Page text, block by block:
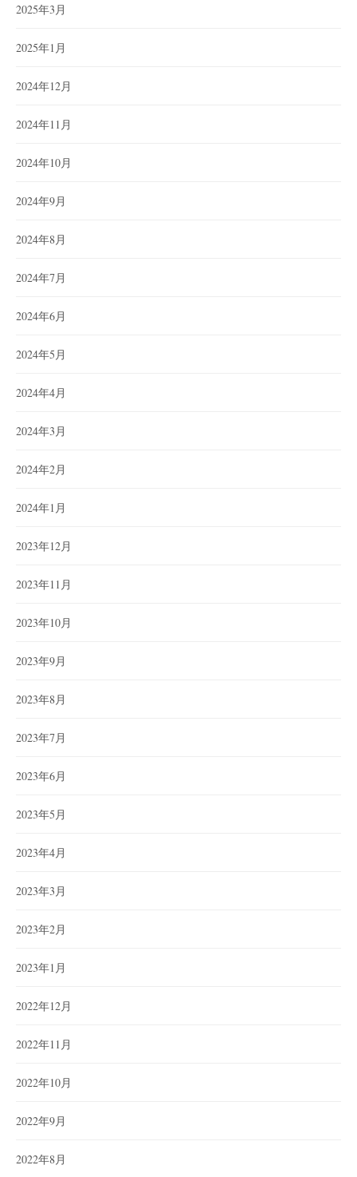
2025年3月
2025年1月
2024年12月
2024年11月
2024年10月
2024年9月
2024年8月
2024年7月
2024年6月
2024年5月
2024年4月
2024年3月
2024年2月
2024年1月
2023年12月
2023年11月
2023年10月
2023年9月
2023年8月
2023年7月
2023年6月
2023年5月
2023年4月
2023年3月
2023年2月
2023年1月
2022年12月
2022年11月
2022年10月
2022年9月
2022年8月